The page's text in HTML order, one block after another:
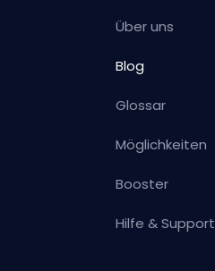
Über uns
Blog
Glossar
Möglichkeiten
Booster
Hilfe & Support